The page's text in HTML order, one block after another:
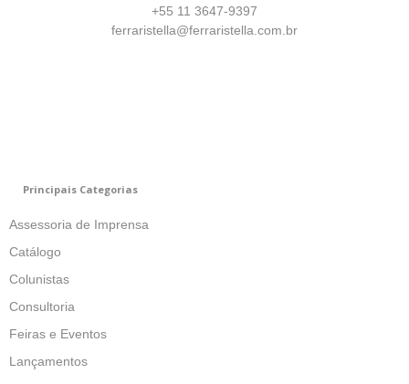
+55 11 3647-9397
ferraristella@ferraristella.com.br
Principais Categorias
Assessoria de Imprensa
Catálogo
Colunistas
Consultoria
Feiras e Eventos
Lançamentos